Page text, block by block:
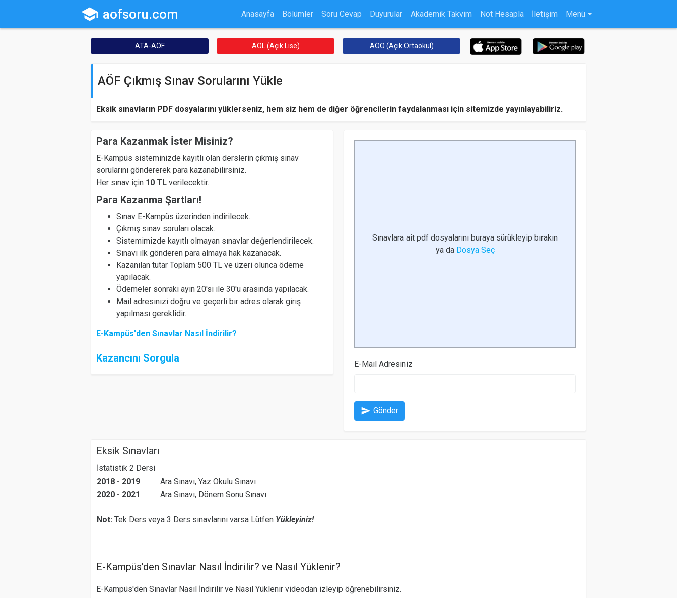
school aofsoru.com Anasayfa Bölümler Soru Cevap Duyurular Akademik Takvim Not Hesapla İletişim Menü
ATA-AÖF AÖL (Açık Lise) AÖO (Açık Ortaokul)
AÖF Çıkmış Sınav Sorularını Yükle
Eksik sınavların PDF dosyalarını yüklerseniz, hem siz hem de diğer öğrencilerin faydalanması için sitemizde yayınlayabiliriz.
Para Kazanmak İster Misiniz?
E-Kampüs sisteminizde kayıtlı olan derslerin çıkmış sınav
sorularını göndererek para kazanabilirsiniz.
Her sınav için 10 TL verilecektir.
Para Kazanma Şartları!
Sınav E-Kampüs üzerinden indirilecek.
Çıkmış sınav soruları olacak.
Sistemimizde kayıtlı olmayan sınavlar değerlendirilecek.
Sınavı ilk gönderen para almaya hak kazanacak.
Kazanılan tutar Toplam 500 TL ve üzeri olunca ödeme
yapılacak.
Ödemeler sonraki ayın 20'si ile 30'u arasında yapılacak.
Mail adresinizi doğru ve geçerli bir adres olarak giriş
yapılması gereklidir.
E-Kampüs'den Sınavlar Nasıl İndirilir?
Kazancını Sorgula
Sınavlara ait pdf dosyalarını buraya sürükleyip bırakın
ya da Dosya Seç
E-Mail Adresiniz
send Gönder
Eksik Sınavları
İstatistik 2 Dersi
2018 - 2019
Ara Sınavı, Yaz Okulu Sınavı
2020 - 2021
Ara Sınavı, Dönem Sonu Sınavı
Not: Tek Ders veya 3 Ders sınavlarını varsa Lütfen Yükleyiniz!
E-Kampüs'den Sınavlar Nasıl İndirilir? ve Nasıl Yüklenir?
E-Kampüs'den Sınavlar Nasıl İndirilir ve Nasıl Yüklenir videodan izleyip öğrenebilirsiniz.